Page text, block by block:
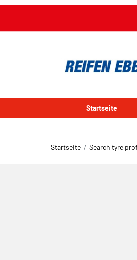
Startseite
Startseite Search tyre